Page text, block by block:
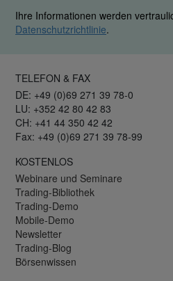
Ihre Informationen werden
Datenschutzrichtlinie.
TELEFON & FAX
DE: +49 (0)69 271 39 78-0
LU: +352 42 80 42 83
CH: +41 44 350 42 42
Fax: +49 (0)69 271 39 78-99
KOSTENLOS
Webinare und Seminare
Trading-Bibliothek
Trading-Demo
Mobile-Demo
Newsletter
Trading-Blog
Börsenwissen